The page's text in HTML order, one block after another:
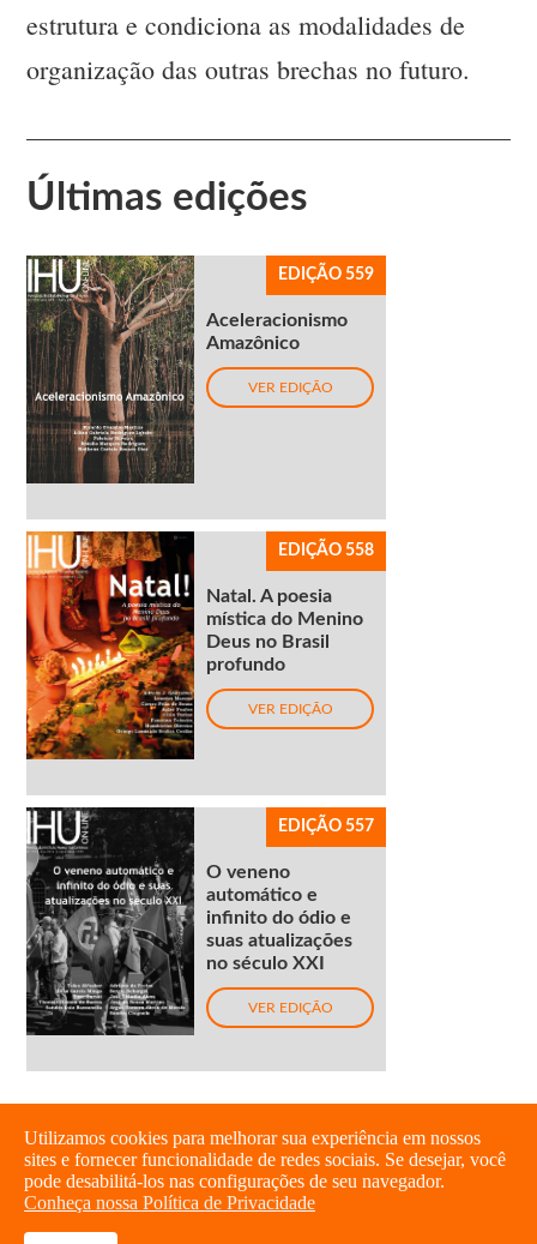
estrutura e condiciona as modalidades de
organização das outras brechas no futuro.
Últimas edições
EDIÇÃO 559
Aceleracionismo
Amazônico
VER EDIÇÃO
EDIÇÃO 558
Natal. A poesia
mística do Menino
Deus no Brasil
profundo
VER EDIÇÃO
EDIÇÃO 557
O veneno
automático e
infinito do ódio e
suas atualizações
no século XXI
VER EDIÇÃO
Utilizamos cookies para melhorar sua experiência em nossos
sites e fornecer funcionalidade de redes sociais. Se desejar, você
pode desabilitá-los nas configurações de seu navegador.
Conheça nossa Política de Privacidade